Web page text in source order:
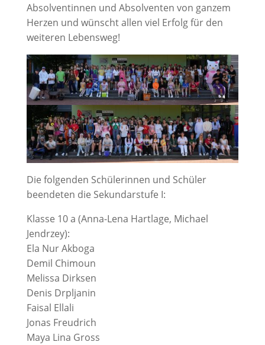
Absolventinnen und Absolventen von ganzem
Herzen und wünscht allen viel Erfolg für den
weiteren Lebensweg!
Die folgenden Schülerinnen und Schüler
beendeten die Sekundarstufe I:
Klasse 10 a (Anna-Lena Hartlage, Michael
Jendrzey):
Ela Nur Akboga
Demil Chimoun
Melissa Dirksen
Denis Drpljanin
Faisal Ellali
Jonas Freudrich
Maya Lina Gross